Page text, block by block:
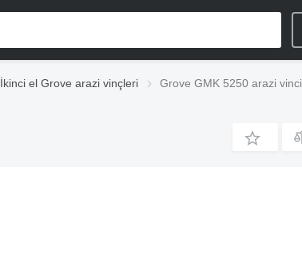
İkinci el Grove arazi vinçleri Grove GMK 5250 arazi vinci